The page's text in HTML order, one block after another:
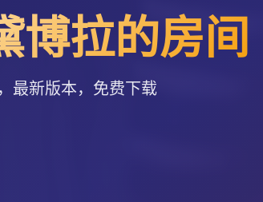
博拉的房间
最新版本，免费下载